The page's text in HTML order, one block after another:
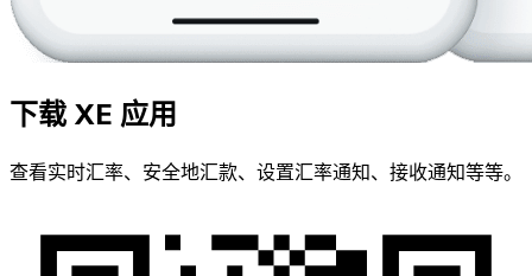
下载 XE 应用
查看实时汇率、安全地汇款、设置汇率通知、接收通知等等。